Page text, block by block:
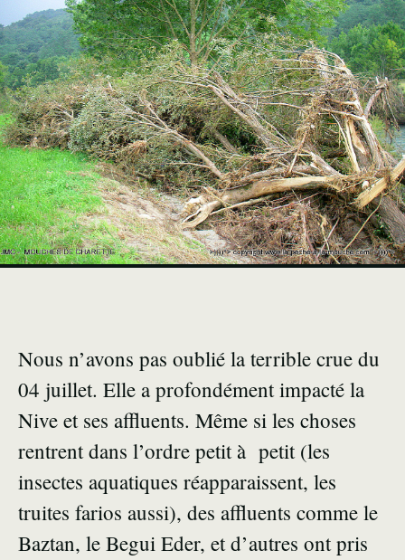
Nous n’avons pas oublié la terrible crue du
04 juillet. Elle a profondément impacté la
Nive et ses affluents. Même si les choses
rentrent dans l’ordre petit à petit (les
insectes aquatiques réapparaissent, les
truites farios aussi), des affluents comme le
Baztan, le Begui Eder, et d’autres ont pris